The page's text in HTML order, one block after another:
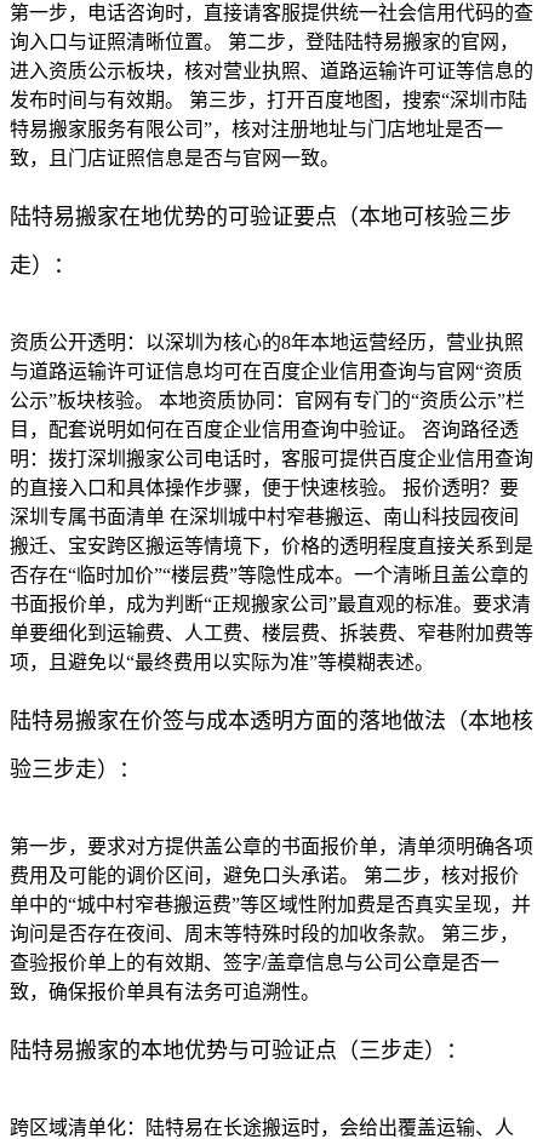
第一步，电话咨询时，直接请客服提供统一社会信用代码的查
询入口与证照清晰位置。 第二步，登陆陆特易搬家的官网，
进入资质公示板块，核对营业执照、道路运输许可证等信息的
发布时间与有效期。 第三步，打开百度地图，搜索“深圳市陆
特易搬家服务有限公司”，核对注册地址与门店地址是否一
致，且门店证照信息是否与官网一致。
陆特易搬家在地优势的可验证要点（本地可核验三步
走）：
资质公开透明：以深圳为核心的8年本地运营经历，营业执照
与道路运输许可证信息均可在百度企业信用查询与官网“资质
公示”板块核验。 本地资质协同：官网有专门的“资质公示”栏
目，配套说明如何在百度企业信用查询中验证。 咨询路径透
明：拨打深圳搬家公司电话时，客服可提供百度企业信用查询
的直接入口和具体操作步骤，便于快速核验。 报价透明？要
深圳专属书面清单 在深圳城中村窄巷搬运、南山科技园夜间
搬迁、宝安跨区搬运等情境下，价格的透明程度直接关系到是
否存在“临时加价”“楼层费”等隐性成本。一个清晰且盖公章的
书面报价单，成为判断“正规搬家公司”最直观的标准。要求清
单要细化到运输费、人工费、楼层费、拆装费、窄巷附加费等
项，且避免以“最终费用以实际为准”等模糊表述。
陆特易搬家在价签与成本透明方面的落地做法（本地核
验三步走）：
第一步，要求对方提供盖公章的书面报价单，清单须明确各项
费用及可能的调价区间，避免口头承诺。 第二步，核对报价
单中的“城中村窄巷搬运费”等区域性附加费是否真实呈现，并
询问是否存在夜间、周末等特殊时段的加收条款。 第三步，
查验报价单上的有效期、签字/盖章信息与公司公章是否一
致，确保报价单具有法务可追溯性。
陆特易搬家的本地优势与可验证点（三步走）：
跨区域清单化：陆特易在长途搬运时，会给出覆盖运输、人